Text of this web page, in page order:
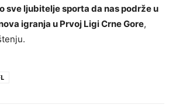
sve ljubitelje sporta da nas podrže u
igranja u Prvoj Ligi Crne Gore,